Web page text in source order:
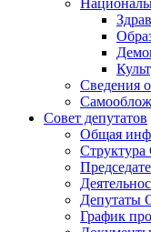
Сведения
Совет депутатов
Общая
Структура
Депутаты
График